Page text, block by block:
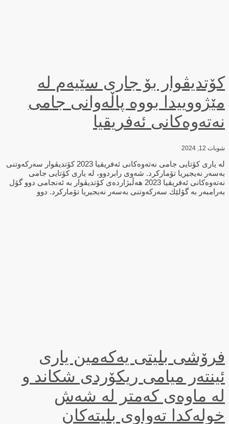
کۆتدیڤوار بۆ جارى سێیەم لە
مێژووییدا بووە پاڵەوانى جامی
نه‌ته‌وه‌كانی ئه‌فریقیا
شوبات 12, 2024
له‌ یاری كۆتایی جامی نه‌ته‌وه‌كانی ئه‌فریقیا 2023 كۆتدیڤوار سه‌ركه‌وتنی
به‌سه‌ر نه‌یجیریا تۆماركرد. شه‌وی رابردوو، له‌ یاری كۆتایی جامی
نه‌ته‌وه‌كانی ئه‌فریقیا 2023 هه‌ڵبژارده‌ی كۆتدیڤوار به‌ ئه‌نجامی دوو گۆل
به‌رامبه‌ر به‌ گۆلێك سه‌ركه‌وتنی به‌سه‌ر نه‌یجیریا تۆماركرد. دوو
فرۆشی بلیتی یەکەمین یاری
ئینتەر میامی ریکۆردی شکاند و
لە ماوەی کەمتر لە شەش
خولەکدا تەواوی بلیتەکان